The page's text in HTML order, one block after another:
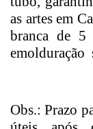
as artes em
branca de 5
emolduração
Obs.: Prazo